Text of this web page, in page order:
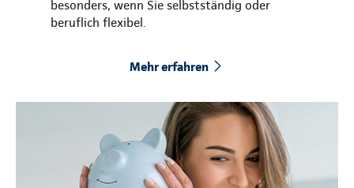
besonders, wenn Sie selbstständig oder
beruflich flexibel.
Mehr erfahren